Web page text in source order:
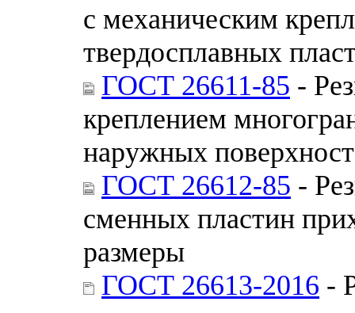
с механическим
твердосплавных
ГОСТ 26611-85 -
креплением
наружных
ГОСТ 26612-85 -
сменных пластин
размеры
ГОСТ 26613-2016 -